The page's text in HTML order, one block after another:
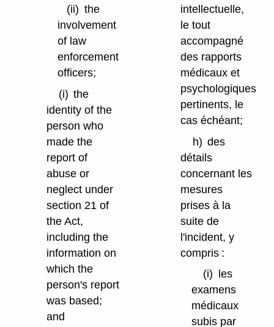
(ii) the
involvement
of law
enforcement
officers;
(i) the
identity of the
person who
made the
report of
abuse or
neglect under
section 21 of
the Act,
including the
information on
which the
person's report
was based;
and
intellectuelle,
le tout
accompagné
des rapports
médicaux et
psychologiques
pertinents, le
cas échéant;
h) des
détails
concernant les
mesures
prises à la
suite de
l'incident, y
compris :
(i)
les
examens
médicaux
subis par